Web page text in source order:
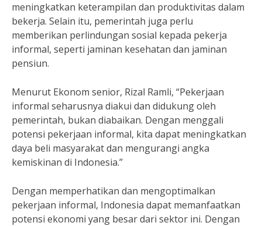
meningkatkan keterampilan dan produktivitas dalam
bekerja. Selain itu, pemerintah juga perlu
memberikan perlindungan sosial kepada pekerja
informal, seperti jaminan kesehatan dan jaminan
pensiun.
Menurut Ekonom senior, Rizal Ramli, “Pekerjaan
informal seharusnya diakui dan didukung oleh
pemerintah, bukan diabaikan. Dengan menggali
potensi pekerjaan informal, kita dapat meningkatkan
daya beli masyarakat dan mengurangi angka
kemiskinan di Indonesia.”
Dengan memperhatikan dan mengoptimalkan
pekerjaan informal, Indonesia dapat memanfaatkan
potensi ekonomi yang besar dari sektor ini. Dengan